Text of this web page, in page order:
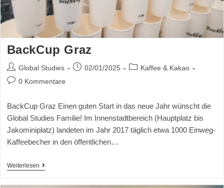
BackCup Graz
Global Studies 02/01/2025
Kaffee & Kakao
0 Kommentare
BackCup Graz Einen guten Start in das neue Jahr wünscht die
Global Studies Familie! Im Innenstadtbereich (Hauptplatz bis
Jakominiplatz) landeten im Jahr 2017 täglich etwa 1000 Einweg-
Kaffeebecher in den öffentlichen…
Weiterlesen